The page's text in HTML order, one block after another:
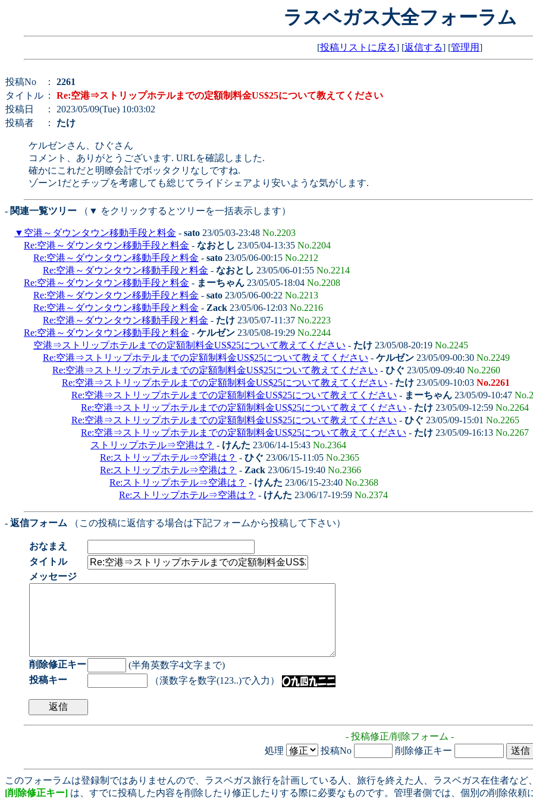
ラスベガス大全フォーラム
[投稿リストに戻る] [返信する] [管理用]
投稿No ： 2261
タイトル ： Re:空港⇒ストリップホテルまでの定額制料金US$25について教えてください
投稿日
： 2023/05/09(Tue) 10:03:02
投稿者
： たけ
ケルゼンさん、ひぐさん
コメント、ありがとうございます. URLを確認しました.
確かにこれだと明瞭会計でボッタクリなしですね.
ゾーン1だとチップを考慮しても総じてライドシェアより安いような気がします.
- 関連一覧ツリー （▼ をクリックするとツリーを一括表示します）
▼ 空港～ダウンタウン移動手段と料金 - sato 23/05/03-23:48 No.2203
Re:空港～ダウンタウン移動手段と料金 - なおとし 23/05/04-13:35 No.2204
Re:空港～ダウンタウン移動手段と料金 - sato 23/05/06-00:15 No.2212
Re:空港～ダウンタウン移動手段と料金 - なおとし 23/05/06-01:55 No.2214
Re:空港～ダウンタウン移動手段と料金 - まーちゃん 23/05/05-18:04 No.2208
Re:空港～ダウンタウン移動手段と料金 - sato 23/05/06-00:22 No.2213
Re:空港～ダウンタウン移動手段と料金 - Zack 23/05/06-12:03 No.2216
Re:空港～ダウンタウン移動手段と料金 - たけ 23/05/07-11:37 No.2223
Re:空港～ダウンタウン移動手段と料金 - ケルゼン 23/05/08-19:29 No.2244
空港⇒ストリップホテルまでの定額制料金US$25について教えてください - たけ 23/05/08-20:19 No.2245
Re:空港⇒ストリップホテルまでの定額制料金US$25について教えてください - ケルゼン 23/05/09-00:30 No.2249
Re:空港⇒ストリップホテルまでの定額制料金US$25について教えてください - ひぐ 23/05/09-09:40 No.2260
Re:空港⇒ストリップホテルまでの定額制料金US$25について教えてください - たけ 23/05/09-10:03 No.2261
Re:空港⇒ストリップホテルまでの定額制料金US$25について教えてください - まーちゃん 23/05/09-10:47
Re:空港⇒ストリップホテルまでの定額制料金US$25について教えてください - たけ 23/05/09-12:59 No.2264
Re:空港⇒ストリップホテルまでの定額制料金US$25について教えてください - ひぐ 23/05/09-15:01 No.2265
Re:空港⇒ストリップホテルまでの定額制料金US$25について教えてください - たけ 23/05/09-16:13 No.2267
ストリップホテル⇒空港は？ - けんた 23/06/14-15:43 No.2364
Re:ストリップホテル⇒空港は？ - ひぐ 23/06/15-11:05 No.2365
Re:ストリップホテル⇒空港は？ - Zack 23/06/15-19:40 No.2366
Re:ストリップホテル⇒空港は？ - けんた 23/06/15-23:40 No.2368
Re:ストリップホテル⇒空港は？ - けんた 23/06/17-19:59 No.2374
- 返信フォーム （この投稿に返信する場合は下記フォームから投稿して下さい）
おなまえ
タイトル
メッセージ
削除修正キー
(半角英数字4文字まで)
投稿キー
（漢数字を数字(123..)で入力）
- 投稿修正/削除フォーム -
処理
投稿No 削除修正キー
このフォーラムは登録制ではありませんので、ラスベガス旅行を計画している人、旅行を終えた人、ラスベガス在住者な
[削除修正キー] は、すでに投稿した内容を削除したり修正したりする際に必要なものです。管理者側では、個別の削除依